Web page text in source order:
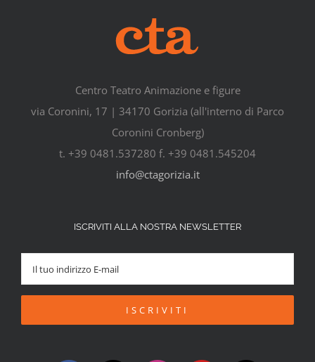
Centro Teatro Animazione e figure
via Coronini, 17 | 34170 Gorizia (all'interno di Parco
Coronini Cronberg)
t. +39 0481.537280 f. +39 0481.545204
info@ctagorizia.it
ISCRIVITI ALLA NOSTRA NEWSLETTER